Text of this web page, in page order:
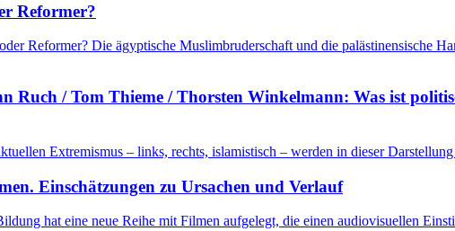
Reformer?
Reformer? Die ägyptische Muslimbruderschaft und die palästinensische
Ruch / Tom Thieme / Thorsten Winkelmann: Was ist
Extremismus – links, rechts, islamistisch – werden in dieser
Einschätzungen zu Ursachen und Verlauf
hat eine neue Reihe mit Filmen aufgelegt, die einen audiovisuellen